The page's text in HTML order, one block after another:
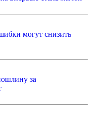
могут снизить
за